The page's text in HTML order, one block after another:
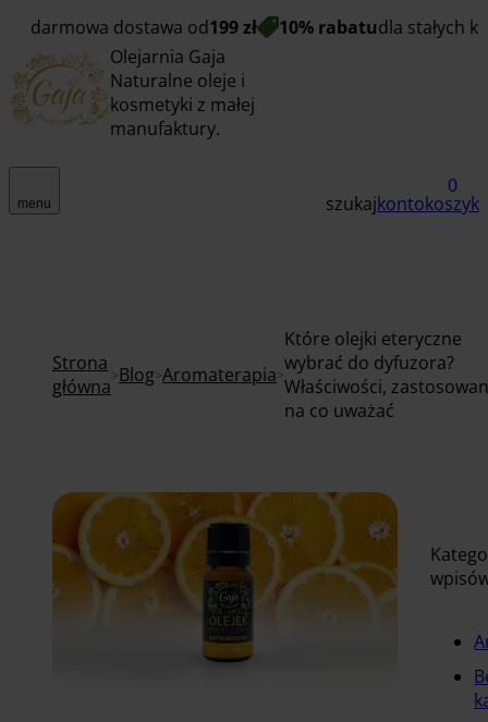
darmowa dostawa od199 zł 10% rabatudla stałych
Olejarnia Gaja
Naturalne oleje i
kosmetyki z małej
manufaktury.
menu szukajkonto
0
koszyk
Strona
główna Blog Aromaterapia
Które olejki eteryczne
wybrać do dyfuzora?
Właściwości,
na co uważać